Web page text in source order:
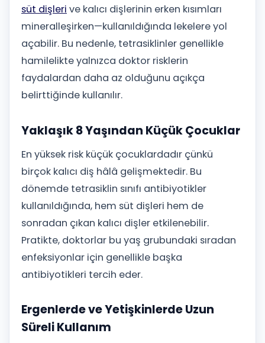
süt dişleri ve kalıcı dişlerinin erken kısımları
mineralleşirken—kullanıldığında lekelere yol
açabilir. Bu nedenle, tetrasiklinler genellikle
hamilelikte yalnızca doktor risklerin
faydalardan daha az olduğunu açıkça
belirttiğinde kullanılır.
Yaklaşık 8 Yaşından Küçük Çocuklar
En yüksek risk küçük çocuklardadır çünkü
birçok kalıcı diş hâlâ gelişmektedir. Bu
dönemde tetrasiklin sınıfı antibiyotikler
kullanıldığında, hem süt dişleri hem de
sonradan çıkan kalıcı dişler etkilenebilir.
Pratikte, doktorlar bu yaş grubundaki sıradan
enfeksiyonlar için genellikle başka
antibiyotikleri tercih eder.
Ergenlerde ve Yetişkinlerde Uzun
Süreli Kullanım